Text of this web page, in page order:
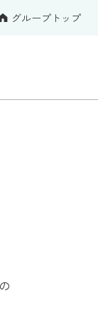
グループトップ